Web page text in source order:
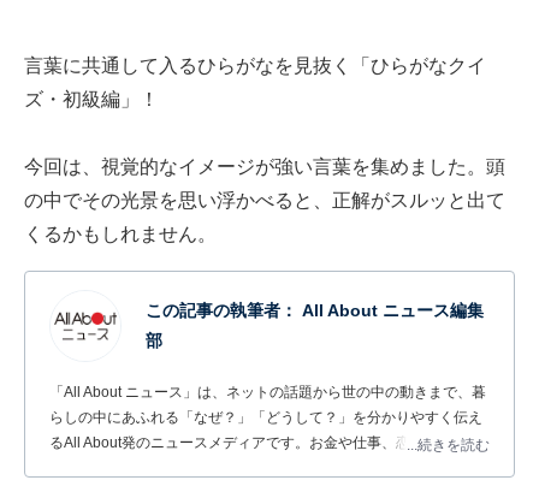
言葉に共通して入るひらがなを見抜く「ひらがなクイ
ズ・初級編」！
今回は、視覚的なイメージが強い言葉を集めました。頭
の中でその光景を思い浮かべると、正解がスルッと出て
くるかもしれません。
この記事の執筆者： All About ニュース編集
部
「All About ニュース」は、ネットの話題から世の中の動きまで、暮
らしの中にあふれる「なぜ？」「どうして？」を分かりやすく伝え
るAll About発のニュースメディアです。お金や仕事、恋愛、ITに関
...続きを読む